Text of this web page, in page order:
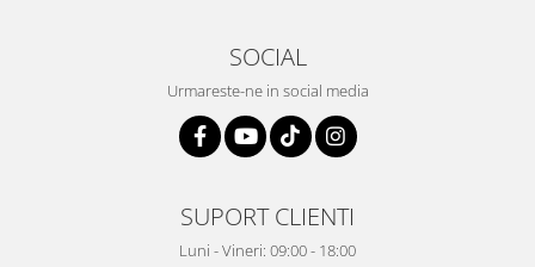
SOCIAL
Urmareste-ne in social media
SUPORT CLIENTI
Luni - Vineri: 09:00 - 18:00